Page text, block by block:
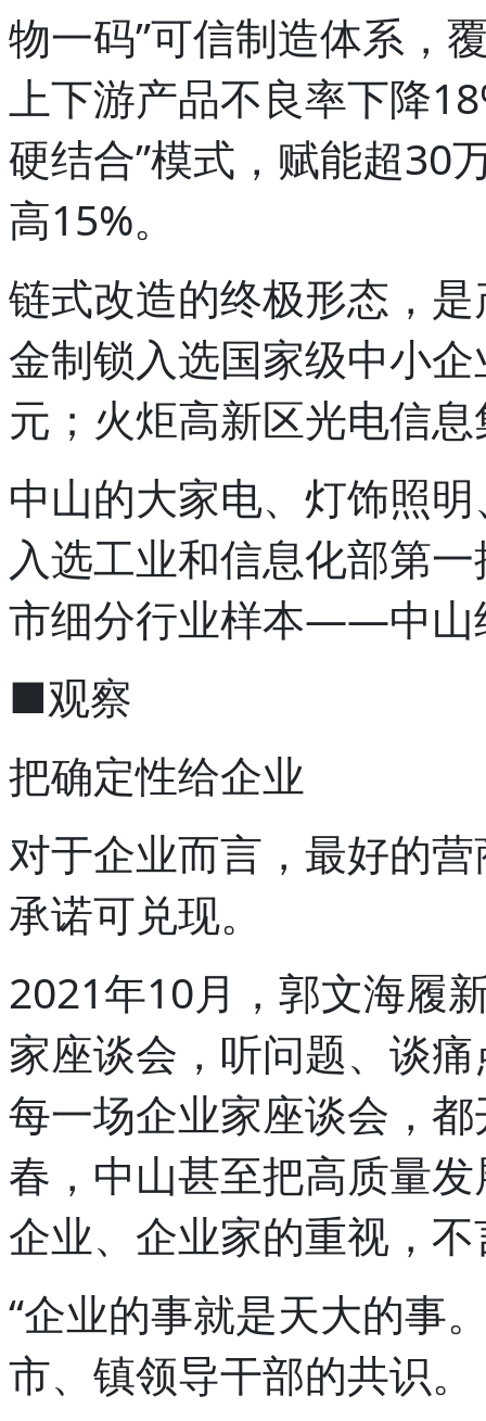
物一码”可信制造体系，
上下游产品不良率下降
硬结合”模式，赋能超30
高15%。
链式改造的终极形态，
金制锁入选国家级中小
元；火炬高新区光电信
中山的大家电、灯饰照
入选工业和信息化部第
市细分行业样本——中山
■观察
把确定性给企业
对于企业而言，最好的
承诺可兑现。
2021年10月，郭文海履
家座谈会，听问题、谈
每一场企业家座谈会，
春，中山甚至把高质量
企业、企业家的重视，
“企业的事就是天大的事
市、镇领导干部的共识。